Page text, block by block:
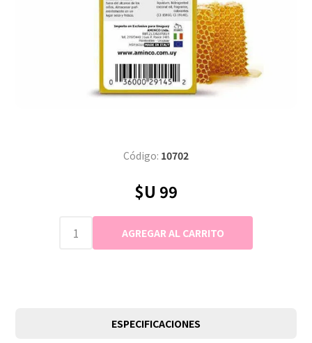
Código: 10702
$U 99
ESPECIFICACIONES